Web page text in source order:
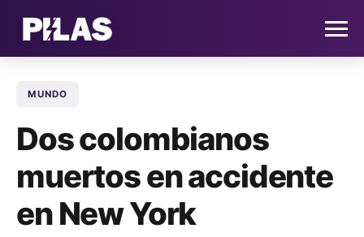
NOTICIAS
QUIÉNES SOMOS
CONTACTO
MUNDO
Dos colombianos
muertos en accidente
en New York